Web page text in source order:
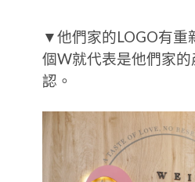
▼他們家的LOGO有重
個W就代表是他們家
認。